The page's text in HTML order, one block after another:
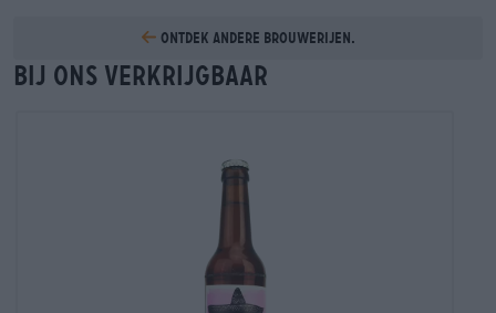
Ontdek andere brouwerijen.
Bij ons verkrijgbaar